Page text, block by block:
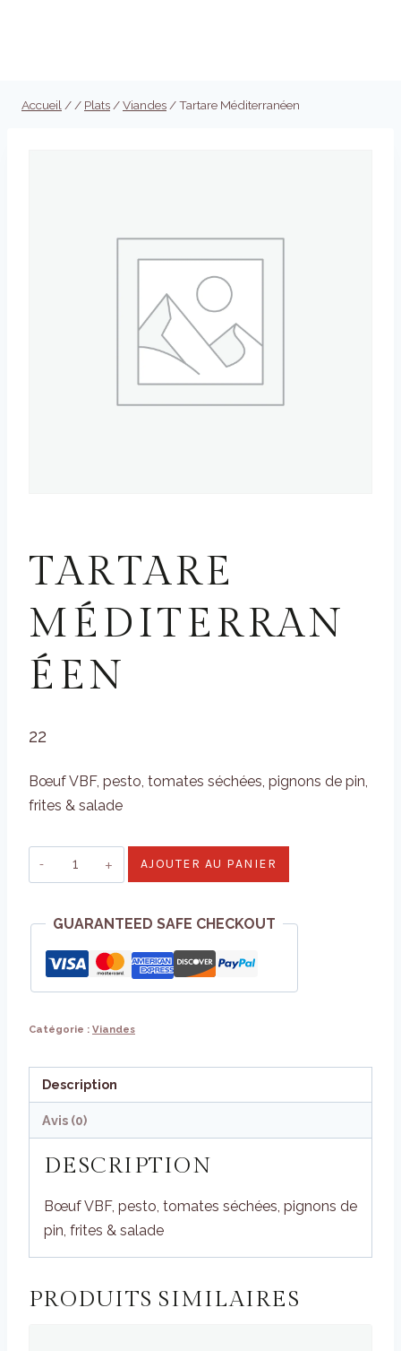
Accueil / / Plats /Viandes /Tartare Méditerranéen
TARTARE
MÉDITERRAN
ÉEN
22
Bœuf VBF, pesto, tomates séchées, pignons de pin,
frites & salade
quantité
de
Méditerranéen
AJOUTER AU PANIER
GUARANTEED SAFE CHECKOUT
Catégorie : Viandes
Description
Avis (0)
DESCRIPTION
Bœuf VBF, pesto, tomates séchées, pignons de
pin, frites & salade
PRODUITS SIMILAIRES